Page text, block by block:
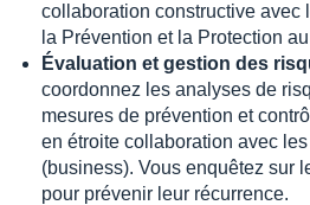
collaboration constructive avec
la Prévention et la Protection
Évaluation et gestion des
coordonnez les analyses de
mesures de prévention et
en étroite collaboration avec
(business). Vous enquêtez sur
pour prévenir leur récurrence.